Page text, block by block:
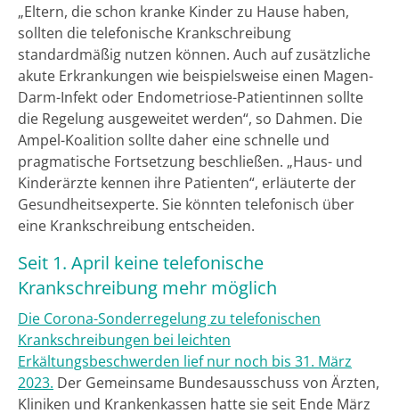
„Eltern, die schon kranke Kinder zu Hause haben,
sollten die telefonische Krankschreibung
standardmäßig nutzen können. Auch auf zusätzliche
akute Erkrankungen wie beispielsweise einen Magen-
Darm-Infekt oder Endometriose-Patientinnen sollte
die Regelung ausgeweitet werden“, so Dahmen. Die
Ampel-Koalition sollte daher eine schnelle und
pragmatische Fortsetzung beschließen. „Haus- und
Kinderärzte kennen ihre Patienten“, erläuterte der
Gesundheitsexperte. Sie könnten telefonisch über
eine Krankschreibung entscheiden.
Seit 1. April keine telefonische
Krankschreibung mehr möglich
Die Corona-Sonderregelung zu telefonischen
Krankschreibungen bei leichten
Erkältungsbeschwerden lief nur noch bis 31. März
2023. Der Gemeinsame Bundesausschuss von Ärzten,
Kliniken und Krankenkassen hatte sie seit Ende März